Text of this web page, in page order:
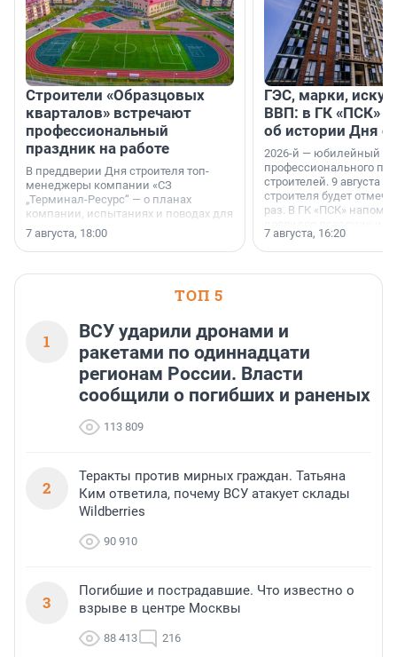
Строители «Образцовых
кварталов» встречают
профессиональный
праздник на работе
В преддверии Дня строителя топ-
менеджеры компании «СЗ
„Терминал-Ресурс“ — о планах
компании, испытаниях и поводах для
осторожного оптимизма.
7 августа, 18:00
ГЭС, марки,
ВВП: в ГК «ПСК»
об истории Дня
2026-й — юбилейный
профессионального
строителей. 9 августа
строителя будет
раз. В ГК «ПСК»
поменялась роль
7 августа, 16:20
ТОП 5
1
ВСУ ударили дронами и
ракетами по одиннадцати
регионам России. Власти
сообщили о погибших и раненых
113 809
2
Теракты против мирных граждан. Татьяна
Ким ответила, почему ВСУ атакует склады
Wildberries
90 910
3
Погибшие и пострадавшие. Что известно о
взрыве в центре Москвы
88 413 216